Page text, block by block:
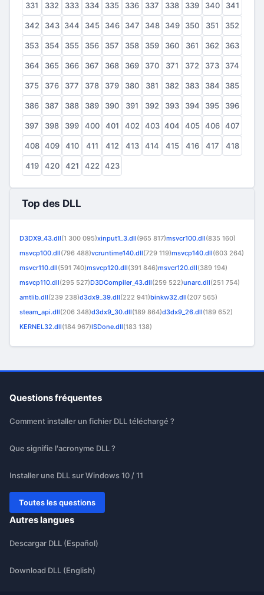
331 332 333 334 335 336 337 338 339 340 341
342 343 344 345 346 347 348 349 350 351 352
353 354 355 356 357 358 359 360 361 362 363
364 365 366 367 368 369 370 371 372 373 374
375 376 377 378 379 380 381 382 383 384 385
386 387 388 389 390 391 392 393 394 395 396
397 398 399 400 401 402 403 404 405 406 407
408 409 410 411 412 413 414 415 416 417 418
419 420 421 422 423
Top des DLL
D3DX9_43.dll(1 300 095)xinput1_3.dll(965 817)msvcr100.dll(835 160)
msvcp100.dll(796 488)vcruntime140.dll(729 119)msvcp140.dll(603 264)
msvcr110.dll(591 740)msvcp120.dll(391 846)msvcr120.dll(389 194)
msvcp110.dll(295 527)D3DCompiler_43.dll(259 522)unarc.dll(251 754)
amtlib.dll(239 238)d3dx9_39.dll(222 941)binkw32.dll(207 565)
steam_api.dll(206 348)d3dx9_30.dll(189 864)d3dx9_26.dll(189 652)
KERNEL32.dll(184 967)ISDone.dll(183 138)
Questions fréquentes
Comment installer un fichier DLL téléchargé ?
Que signifie l'acronyme DLL ?
Installer une DLL sur Windows 10 / 11
Toutes les questions
Autres langues
Descargar DLL (Español)
Download DLL (English)